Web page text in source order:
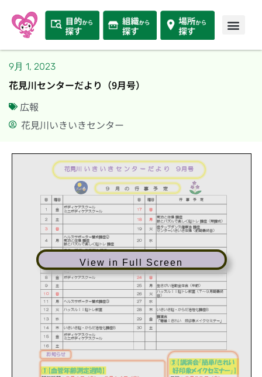
9月 1, 2023
花見川センターだより（9月号）
広報
花見川いきいきセンター
View in Full Screen